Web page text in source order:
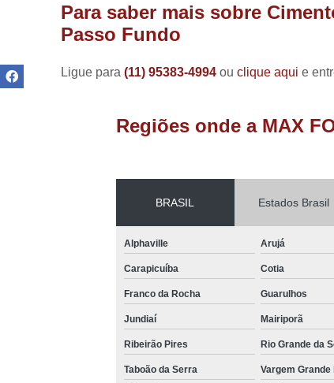
para fornos
Para saber mais sobre
Passo Fundo
Ligue para(11) 95383-4994ouclique aqui e
Regiões onde a MAX
BRASIL Estados Brasil
Alphaville Arujá
Carapicuíba Cotia
Franco da Rocha Guarulhos
Jundiaí Mairiporã
Ribeirão Pires Rio Grande da
Taboão da Serra
Vargem Grande